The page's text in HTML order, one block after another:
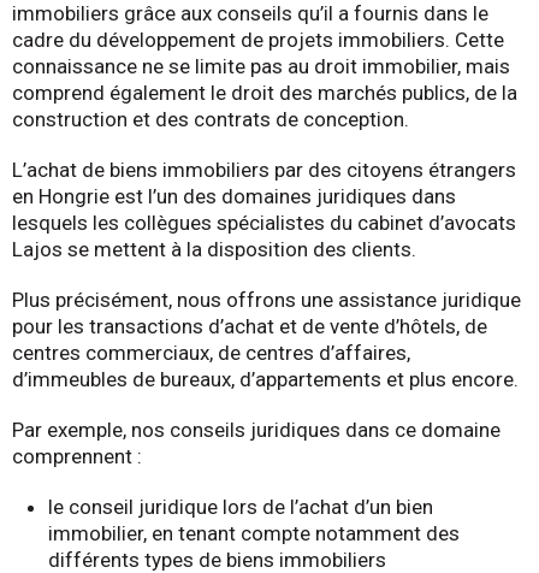
immobiliers grâce aux conseils qu’il a fournis dans le
cadre du développement de projets immobiliers. Cette
connaissance ne se limite pas au droit immobilier, mais
comprend également le droit des marchés publics, de la
construction et des contrats de conception.
L’achat de biens immobiliers par des citoyens étrangers
en Hongrie est l’un des domaines juridiques dans
lesquels les collègues spécialistes du cabinet d’avocats
Lajos se mettent à la disposition des clients.
Plus précisément, nous offrons une assistance juridique
pour les transactions d’achat et de vente d’hôtels, de
centres commerciaux, de centres d’affaires,
d’immeubles de bureaux, d’appartements et plus encore.
Par exemple, nos conseils juridiques dans ce domaine
comprennent :
le conseil juridique lors de l’achat d’un bien
immobilier, en tenant compte notamment des
différents types de biens immobiliers